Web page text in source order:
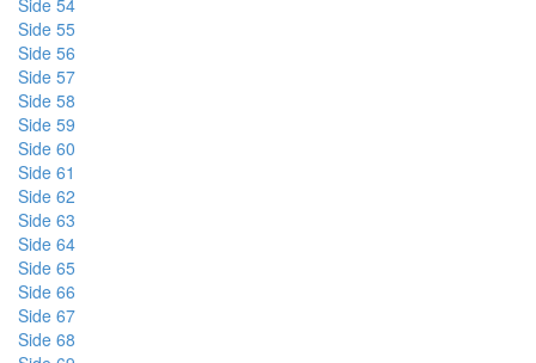
Side 54
Side 55
Side 56
Side 57
Side 58
Side 59
Side 60
Side 61
Side 62
Side 63
Side 64
Side 65
Side 66
Side 67
Side 68